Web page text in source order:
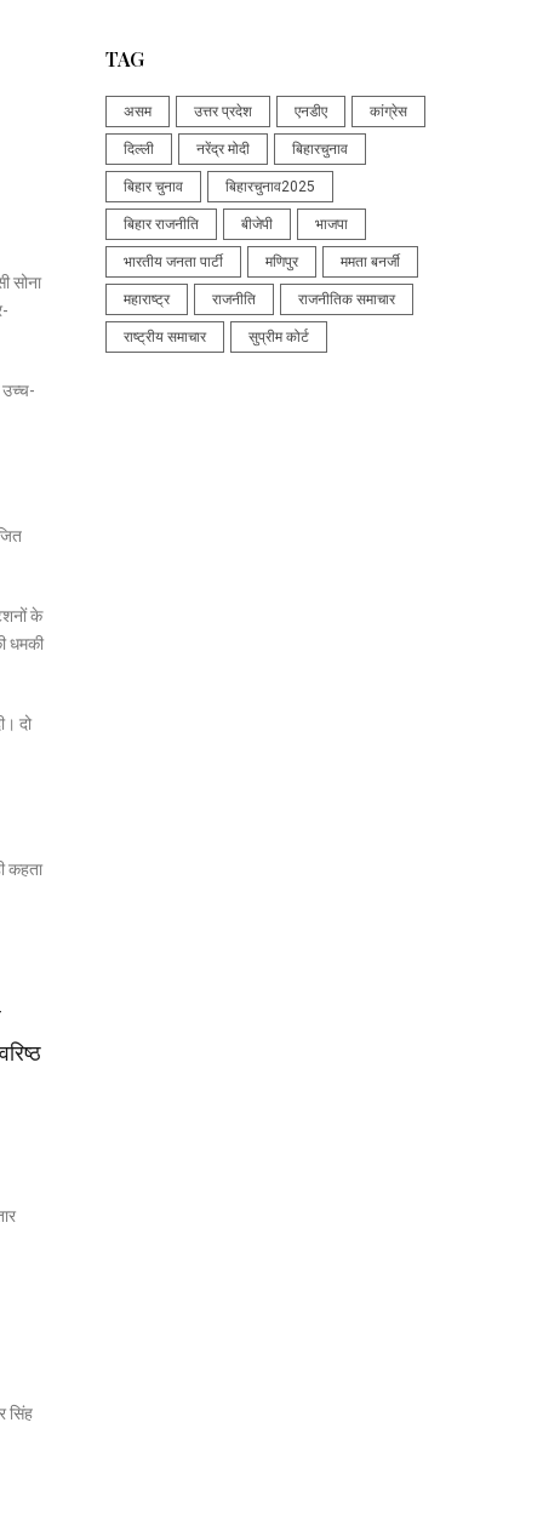
सोना
उच्च-
के
धमकी
दो
कहता
सिंह
TAG
असम उत्तर प्रदेश एनडीए कांग्रेस
दिल्ली नरेंद्र मोदी बिहारचुनाव
बिहार चुनाव बिहारचुनाव2025
बिहार राजनीति बीजेपी भाजपा
भारतीय जनता पार्टी मणिपुर ममता बनर्जी
महाराष्ट्र राजनीति राजनीतिक समाचार
राष्ट्रीय समाचार सुप्रीम कोर्ट